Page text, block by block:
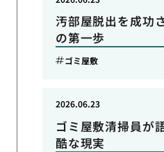
汚部屋脱出を成功
の第一歩
ゴミ屋敷
ゴミ屋敷清掃員が
酷な現実
2026.06.23